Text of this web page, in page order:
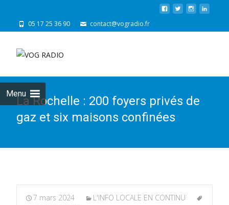
05 17 25 36 90 contact@vogradio.fr
Menu
La Rochelle : 200 foyers privés de
gaz et six maisons confinées
7 mars 2024
L'INFO LOCALE EN CONTINU